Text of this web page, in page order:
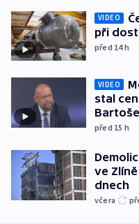
VIDEO
při
před 14h
VIDEO
stal
před 15 h
ve
dnech
včera